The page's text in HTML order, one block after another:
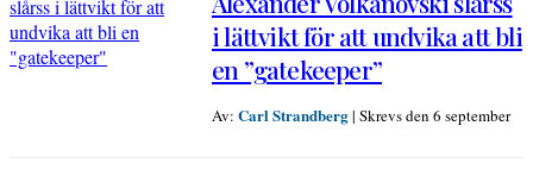
i lättvikt för att undvika att bli
en ”gatekeeper”
Av: Carl Strandberg| Skrevs den 6 september